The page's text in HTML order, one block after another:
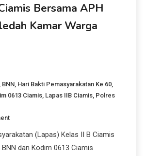
Bersama APH
Kamar Warga
, BNN, Hari Bakti Pemasyarakatan Ke 60,
0613 Ciamis, Lapas IIB Ciamis, Polres
(Lapas) Kelas II B Ciamis
dan Kodim 0613 Ciamis